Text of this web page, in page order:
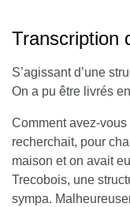
Transcription
S’agissant d’une
On a pu être livrés
Comment avez-
recherchait, pour
maison et on avait
Trecobois, une
sympa.